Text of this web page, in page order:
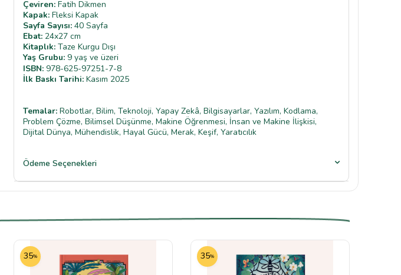
Çeviren: Fatih Dikmen
Kapak: Fleksi Kapak
Sayfa Sayısı: 40 Sayfa
Ebat: 24x27 cm
Kitaplık: Taze Kurgu Dışı
Yaş Grubu: 9 yaş ve üzeri
ISBN: 978-625-97251-7-8
İlk Baskı Tarihi: Kasım 2025
Temalar: Robotlar, Bilim, Teknoloji, Yapay Zekâ, Bilgisayarlar, Yazılım, Kodlama,
Problem Çözme, Bilimsel Düşünme, Makine Öğrenmesi, İnsan ve Makine İlişkisi,
Dijital Dünya, Mühendislik, Hayal Gücü, Merak, Keşif, Yaratıcılık
Ödeme Seçenekleri
35% 35%